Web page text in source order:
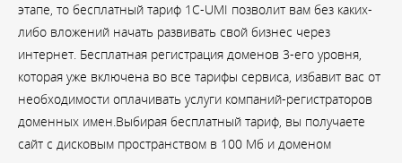
этапе, то бесплатный тариф 1C-UMI позволит вам без каких-
либо вложений начать развивать свой бизнес через
интернет. Бесплатная регистрация доменов 3-его уровня,
которая уже включена во все тарифы сервиса, избавит вас от
необходимости оплачивать услуги компаний-регистраторов
доменных имен.Выбирая бесплатный тариф, вы получаете
сайт с дисковым пространством в 100 Мб и доменом